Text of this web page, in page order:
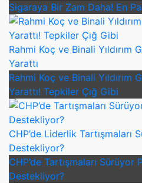
Sigaraya Bir Zam Daha! En
Rahmi Koç ve Binali Yıldırım
Yarattı
Rahmi Koç ve Binali Yıldırım
Yarattı! Tepkiler Çığ Gibi
CHP’de Liderlik Tartışmaları
Destekliyor?
CHP’de Tartışmaları Sürüyor
Destekliyor?